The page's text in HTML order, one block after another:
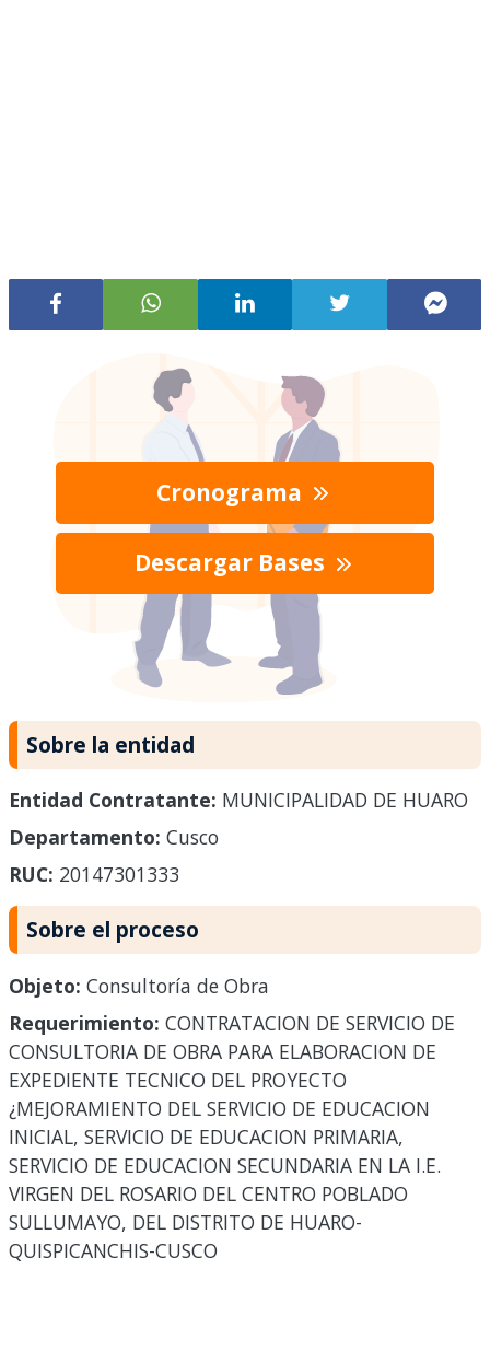
Cronograma
Descargar Bases
Sobre la entidad
Entidad Contratante: MUNICIPALIDAD DE HUARO
Departamento: Cusco
RUC: 20147301333
Sobre el proceso
Objeto: Consultoría de Obra
Requerimiento: CONTRATACION DE SERVICIO DE
CONSULTORIA DE OBRA PARA ELABORACION DE
EXPEDIENTE TECNICO DEL PROYECTO
¿MEJORAMIENTO DEL SERVICIO DE EDUCACION
INICIAL, SERVICIO DE EDUCACION PRIMARIA,
SERVICIO DE EDUCACION SECUNDARIA EN LA I.E.
VIRGEN DEL ROSARIO DEL CENTRO POBLADO
SULLUMAYO, DEL DISTRITO DE HUARO-
QUISPICANCHIS-CUSCO